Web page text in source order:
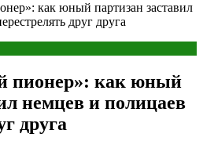
как юный партизан заставил
друг друга
пионер»: как юный
немцев и полицаев
друга